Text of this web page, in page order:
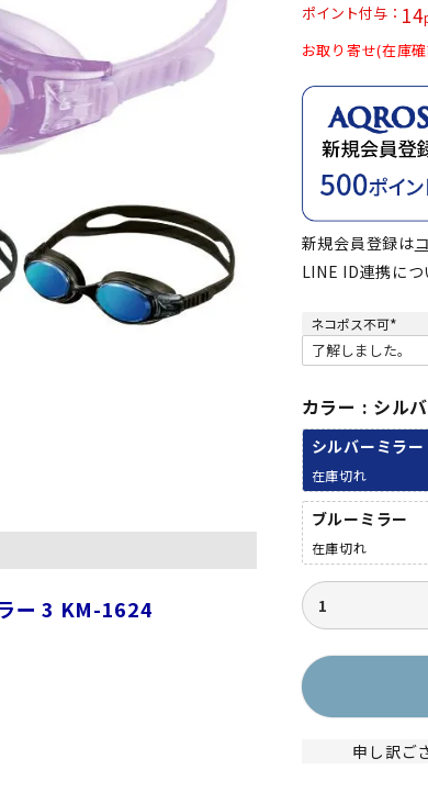
ー 3 KM-1624
14
ポイント付与
お取り寄せ(在庫
新規会員登録は
LINE ID連携に
ネコポス不可
(
必
須
カラー シル
シルバーミラー
在庫切れ
ブルーミラー
在庫切れ
申し訳ご